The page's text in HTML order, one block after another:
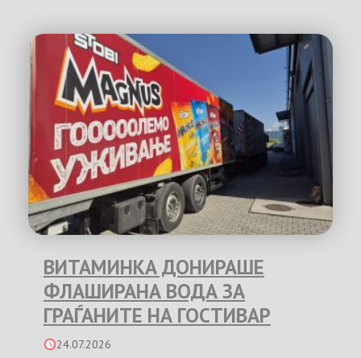
ВИТАМИНКА ДОНИРАШЕ
ФЛАШИРАНА ВОДА ЗА
ГРАЃАНИТЕ НА ГОСТИВАР
24.07.2026